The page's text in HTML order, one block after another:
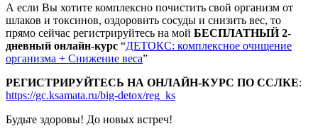
А если Вы хотите комплексно почистить свой организм от
шлаков и токсинов, оздоровить сосуды и снизить вес, то
прямо сейчас регистрируйтесь на мой БЕСПЛАТНЫЙ 2-
дневный онлайн-курс “ДЕТОКС: комплексное очищение
организма + Снижение веса”
РЕГИСТРИРУЙТЕСЬ НА ОНЛАЙН-КУРС ПО ССЛКЕ:
https://gc.ksamata.ru/big-detox/reg_ks
Будьте здоровы! До новых встреч!